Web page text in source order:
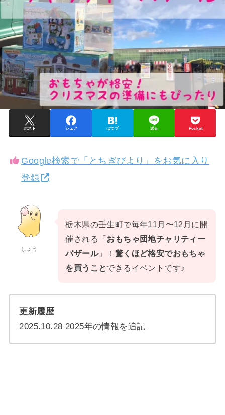
ポスト シェア はてブ 送る Pocket
Google検索で「とちぎびより」をお気に入り
登録
しょう
栃木県の壬生町で毎年11月〜12月に開
催される「おもちゃ団地チャリティー
バザール」！ 驚くほど格安でおもちゃ
を買うことできるイベントです♪
更新履歴
2025.10.28 2025年の情報を追記